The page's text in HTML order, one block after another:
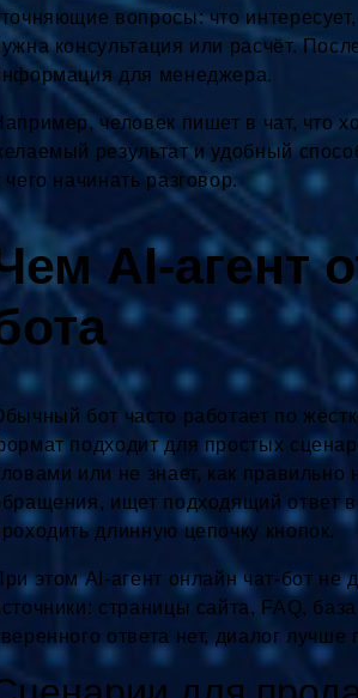
вопросы: что
консультация или расчёт.
для менеджера.
человек пишет в чат, что
результат и удобный
чего начинать разговор.
AI-агент
бот часто работает по
подходит для простых
или не знает, как
ищет подходящий ответ в
длинную цепочку кнопок.
этом AI-агент онлайн чат-бот
страницы сайта, FAQ,
ответа нет, диалог лучше